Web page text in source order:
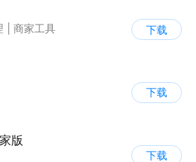
商家工具
下载
下载
版
下载